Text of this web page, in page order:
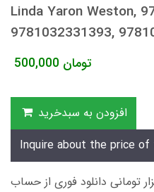
Linda Yaron Weston,
9781032331393,
500,000 تومان
افزودن به سبدخرید
Inquire about the price
تحویل کتاب های 600 هزار تومانی دانلود فوری از حساب